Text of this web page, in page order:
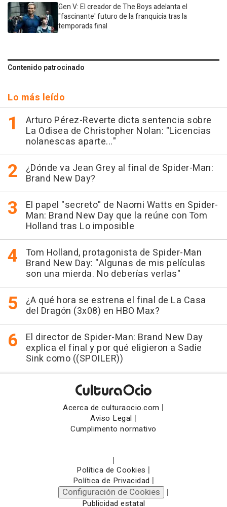
Gen V: El creador de The Boys adelanta el
"fascinante' futuro de la franquicia tras la
temporada final
Contenido patrocinado
Lo más leído
Arturo Pérez-Reverte dicta sentencia sobre
La Odisea de Christopher Nolan: "Licencias
nolanescas aparte..."
¿Dónde va Jean Grey al final de Spider-Man:
Brand New Day?
El papel "secreto" de Naomi Watts en Spider-
Man: Brand New Day que la reúne con Tom
Holland tras Lo imposible
Tom Holland, protagonista de Spider-Man
Brand New Day: "Algunas de mis películas
son una mierda. No deberías verlas"
¿A qué hora se estrena el final de La Casa
del Dragón (3x08) en HBO Max?
El director de Spider-Man: Brand New Day
explica el final y por qué eligieron a Sadie
Sink como ((SPOILER))
Acerca de culturaocio.com |
Aviso Legal |
Cumplimento normativo
|
Política de Cookies |
Política de Privacidad |
Configuración de Cookies |
Publicidad estatal